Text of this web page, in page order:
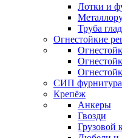
Лотки и
Труба
Огнестойкие
СИП фурнитура
Крепёж
Анкеры
Гвозди
Грузовой